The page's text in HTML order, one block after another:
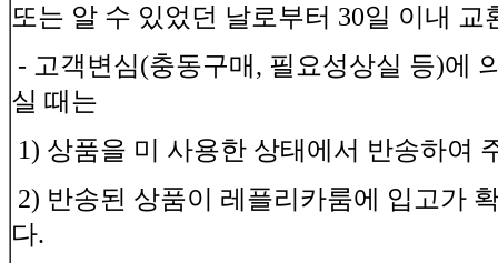
또는 알 수 있었던 날로부터 30일 이내 교
- 고객변심(충동구매, 필요성상실 등)에
실 때는
1) 상품을 미 사용한 상태에서 반송하여
2) 반송된 상품이 레플리카룸에 입고가
다.